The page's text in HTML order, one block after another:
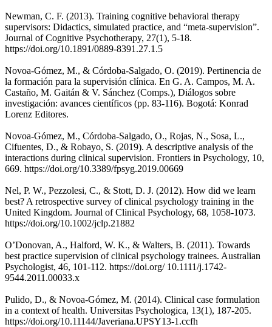
Newman, C. F. (2013). Training cognitive behavioral therapy
supervisors: Didactics, simulated practice, and “meta-supervision”.
Journal of Cognitive Psychotherapy, 27(1), 5-18.
https://doi.org/10.1891/0889-8391.27.1.5
Novoa-Gómez, M., & Córdoba-Salgado, O. (2019). Pertinencia de
la formación para la supervisión clínica. En G. A. Campos, M. A.
Castaño, M. Gaitán & V. Sánchez (Comps.), Diálogos sobre
investigación: avances científicos (pp. 83-116). Bogotá: Konrad
Lorenz Editores.
Novoa-Gómez, M., Córdoba-Salgado, O., Rojas, N., Sosa, L.,
Cifuentes, D., & Robayo, S. (2019). A descriptive analysis of the
interactions during clinical supervision. Frontiers in Psychology, 10,
669. https://doi.org/10.3389/fpsyg.2019.00669
Nel, P. W., Pezzolesi, C., & Stott, D. J. (2012). How did we learn
best? A retrospective survey of clinical psychology training in the
United Kingdom. Journal of Clinical Psychology, 68, 1058-1073.
https://doi.org/10.1002/jclp.21882
O’Donovan, A., Halford, W. K., & Walters, B. (2011). Towards
best practice supervision of clinical psychology trainees. Australian
Psychologist, 46, 101-112. https://doi.org/ 10.1111/j.1742-
9544.2011.00033.x
Pulido, D., & Novoa-Gómez, M. (2014). Clinical case formulation
in a context of health. Universitas Psychologica, 13(1), 187-205.
https://doi.org/10.11144/Javeriana.UPSY13-1.ccfh